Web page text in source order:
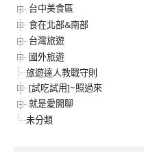
台中美食區
食在北部&南部
台灣旅遊
國外旅遊
旅遊達人教戰守則
[試吃試用]~照過來
就是愛閒聊
未分類